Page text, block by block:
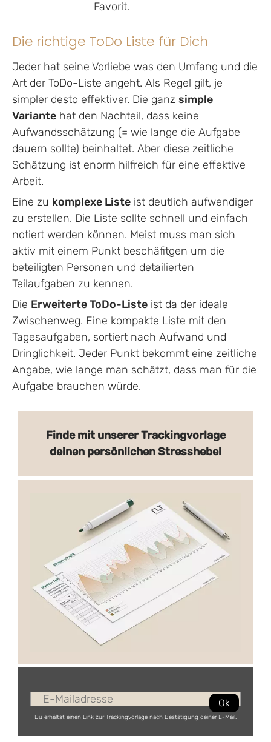
Favorit.
Die richtige ToDo Liste für Dich
Jeder hat seine Vorliebe was den Umfang und die
Art der ToDo-Liste angeht. Als Regel gilt, je
simpler desto effektiver. Die ganz simple
Variante hat den Nachteil, dass keine
Aufwandsschätzung (= wie lange die Aufgabe
dauern sollte) beinhaltet. Aber diese zeitliche
Schätzung ist enorm hilfreich für eine effektive
Arbeit.
Eine zu komplexe Liste ist deutlich aufwendiger
zu erstellen. Die Liste sollte schnell und einfach
notiert werden können. Meist muss man sich
aktiv mit einem Punkt beschäfitgen um die
beteiligten Personen und detailierten
Teilaufgaben zu kennen.
Die Erweiterte ToDo-Liste ist da der ideale
Zwischenweg. Eine kompakte Liste mit den
Tagesaufgaben, sortiert nach Aufwand und
Dringlichkeit. Jeder Punkt bekommt eine zeitliche
Angabe, wie lange man schätzt, dass man für die
Aufgabe brauchen würde.
Finde mit unserer Trackingvorlage
deinen persönlichen Stresshebel
Ok
Du erhältst einen Link zur Trackingvorlage nach Bestätigung deiner E-Mail.